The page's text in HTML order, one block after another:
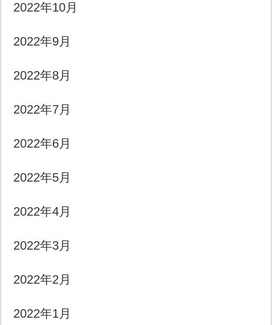
2022年10月
2022年9月
2022年8月
2022年7月
2022年6月
2022年5月
2022年4月
2022年3月
2022年2月
2022年1月